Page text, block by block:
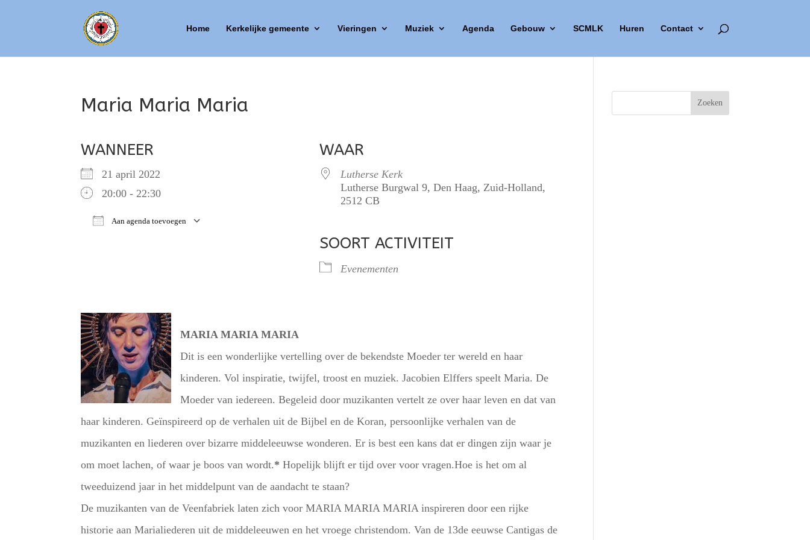
Home Kerkelijke gemeente Vieringen Muziek Agenda Gebouw SCMLK Huren Contact
Maria Maria Maria
WANNEER
21 april 2022
20:00 - 22:30
Aan agenda toevoegen
iCalendar
WAAR
Lutherse Kerk
Lutherse Burgwal 9, Den Haag, Zuid-Holland,
2512 CB
SOORT ACTIVITEIT
Evenementen
MARIA MARIA MARIA
Dit is een wonderlijke vertelling over de bekendste Moeder ter wereld en haar
kinderen. Vol inspiratie, twijfel, troost en muziek. Jacobien Elffers speelt Maria. De
Moeder van iedereen. Begeleid door muzikanten vertelt ze over haar leven en dat van
haar kinderen. Geïnspireerd op de verhalen uit de Bijbel en de Koran, persoonlijke verhalen van de
muzikanten en liederen over bizarre middeleeuwse wonderen. Er is best een kans dat er dingen zijn waar je
om moet lachen, of waar je boos van wordt.*Hopelijk blijft er tijd over voor vragen.Hoe is het om al
tweeduizend jaar in het middelpunt van de aandacht te staan?
De muzikanten van de Veenfabriek laten zich voor MARIA MARIA MARIA inspireren door een rijke
historie aan Marialiederen uit de middeleeuwen en het vroege christendom. Van de 13de eeuwse Cantigas de